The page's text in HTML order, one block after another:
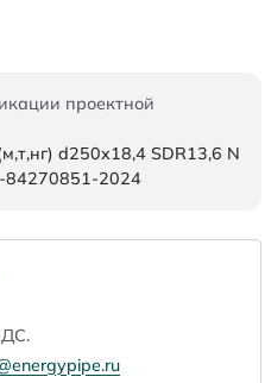
проектной
d250x18,4 SDR13,6 N
84270851-2024